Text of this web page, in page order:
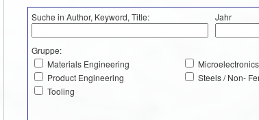
Suche in Author, Keyword, Title: Jahr
Gruppe:
Materials Engineering
Microelectronics
Product Engineering
Steels / Non-
Tooling